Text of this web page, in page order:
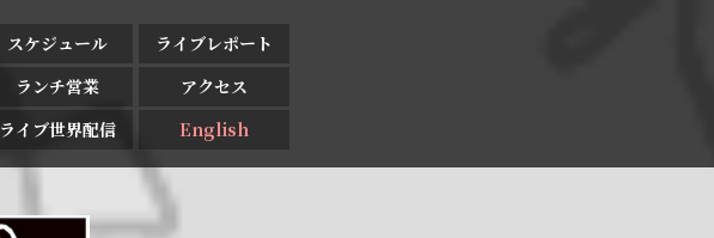
スケジュール
ライブレポート
ランチ営業
アクセス
ライブ世界配信 English